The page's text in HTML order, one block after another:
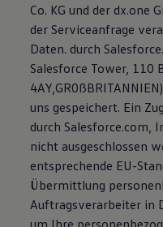
Co. KG und der dx.one
der Serviceanfrage
Daten. durch
Salesforce Tower, 110
uns gespeichert. Ein
durch Salesforce.com,
nicht ausgeschlossen
entsprechende EU-
Übermittlung
Auftragsverarbeiter in
um Ihre